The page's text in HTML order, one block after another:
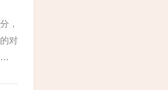
，
对
太